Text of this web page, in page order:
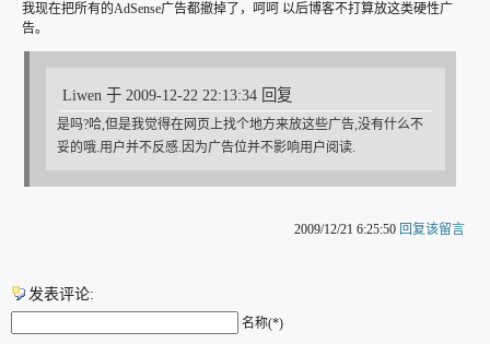
我现在把所有的AdSense广告都撤掉了，呵呵 以后博客不打算放这类硬性广
告。
Liwen 于 2009-12-22 22:13:34 回复
是吗?哈,但是我觉得在网页上找个地方来放这些广告,没有什么不
妥的哦.用户并不反感.因为广告位并不影响用户阅读.
2009/12/21 6:25:50 回复该留言
发表评论:
名称(*)